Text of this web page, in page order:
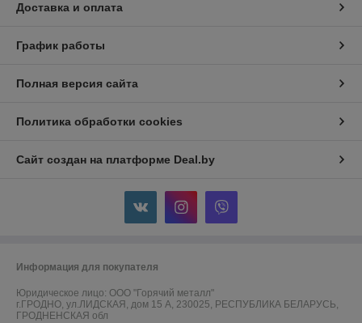
Доставка и оплата
График работы
Полная версия сайта
Политика обработки cookies
Сайт создан на платформе Deal.by
Информация для покупателя
Юридическое лицо: ООО "Горячий металл"
г.ГРОДНО, ул.ЛИДСКАЯ, дом 15 А, 230025, РЕСПУБЛИКА БЕЛАРУСЬ,
ГРОДНЕНСКАЯ обл